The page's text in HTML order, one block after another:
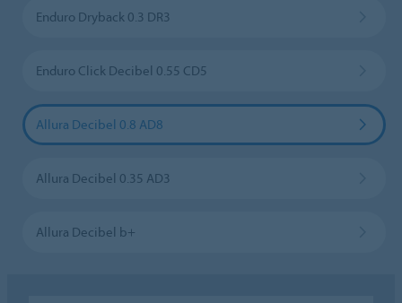
Enduro Dryback 0.3 DR3
Enduro Click Decibel 0.55 CD5
Allura Decibel 0.8 AD8
Allura Decibel 0.35 AD3
Allura Decibel b+